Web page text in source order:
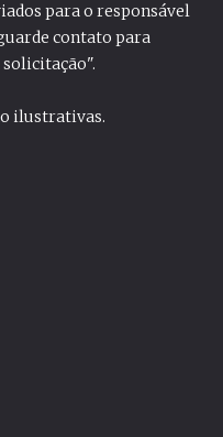
para o responsável
contato para
ilustrativas.